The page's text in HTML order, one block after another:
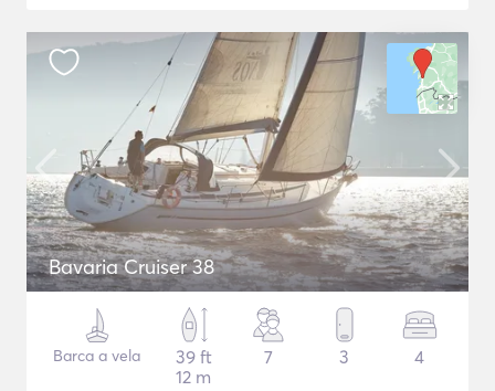
Bavaria Cruiser 38
Barca a vela
39 ft
12 m
7 3 4